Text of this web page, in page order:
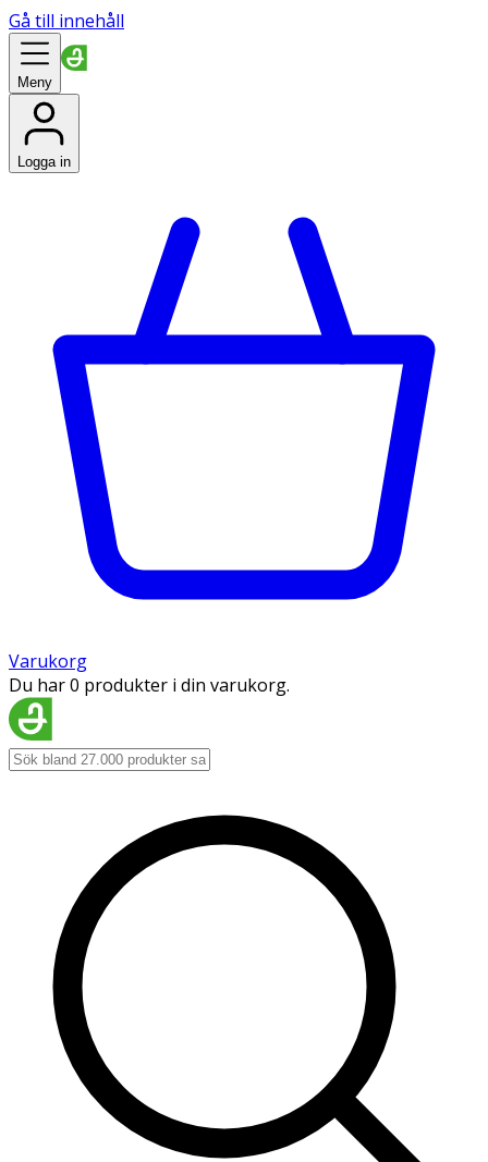
Gå till innehåll
Meny
Logga in
Varukorg
Du har 0 produkter i din varukorg.